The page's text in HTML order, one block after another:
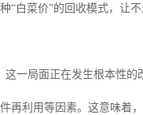
“白菜价”的回收模式，让
一局面正在发生根本性
再利用等因素。这意味着